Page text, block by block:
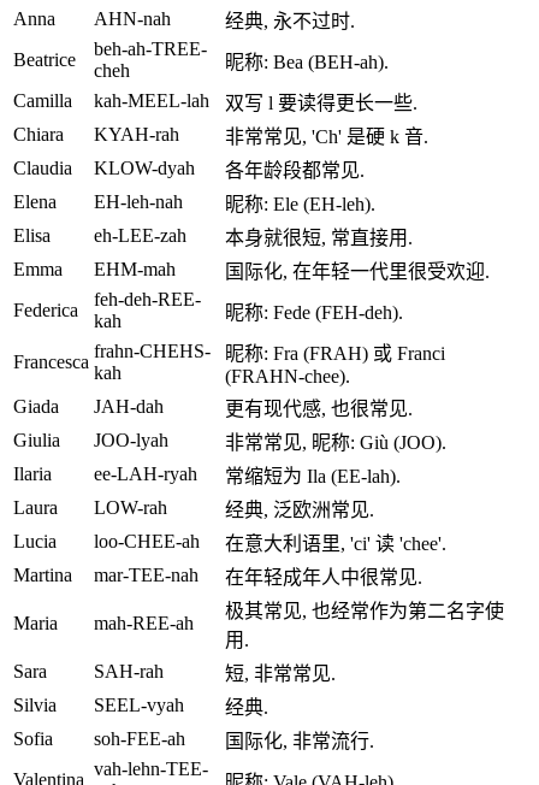
Anna
AHN-nah
经典, 永不过时.
Beatrice
beh-ah-TREE-
cheh
昵称: Bea (BEH-ah).
Camilla
kah-MEEL-lah
双写 l 要读得更长一些.
Chiara
KYAH-rah
非常常见, 'Ch' 是硬 k 音.
Claudia
KLOW-dyah
各年龄段都常见.
Elena
EH-leh-nah
昵称: Ele (EH-leh).
Elisa
eh-LEE-zah
本身就很短, 常直接用.
Emma
EHM-mah
国际化, 在年轻一代里很受欢迎.
Federica
feh-deh-REE-
kah
昵称: Fede (FEH-deh).
Francesca
frahn-CHEHS-
kah
昵称: Fra (FRAH) 或 Franci
(FRAHN-chee).
Giada
JAH-dah
更有现代感, 也很常见.
Giulia
JOO-lyah
非常常见, 昵称: Giù (JOO).
Ilaria
ee-LAH-ryah
常缩短为 Ila (EE-lah).
Laura
LOW-rah
经典, 泛欧洲常见.
Lucia
loo-CHEE-ah
在意大利语里, 'ci' 读 'chee'.
Martina
mar-TEE-nah 在年轻成年人中很常见.
Maria mah-REE-ah
极其常见, 也经常作为第二名字使
用.
Sara
SAH-rah
短, 非常常见.
Silvia
SEEL-vyah
经典.
Sofia
soh-FEE-ah
国际化, 非常流行.
Valentina
vah-lehn-TEE-